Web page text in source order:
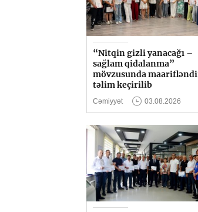
“Nitqin gizli yanacağı –
sağlam qidalanma”
mövzusunda
təlim keçirilib
Cəmiyyət 03.08.2026